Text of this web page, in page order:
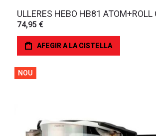
ULLERES HEBO HB81 ATOM+ROLL
74,95 €
AFEGIR A LA CISTELLA
NOU